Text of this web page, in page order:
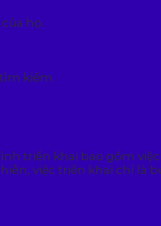
họ.
kiếm.
triển khai bao gồm
việc triển khai chỉ là